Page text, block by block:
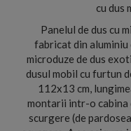
cu dus
Panelul de dus cu
fabricat din aluminiu
microduze de dus
dusul mobil cu furtun
112x13 cm,
montarii intr-o cabina
scurgere (de